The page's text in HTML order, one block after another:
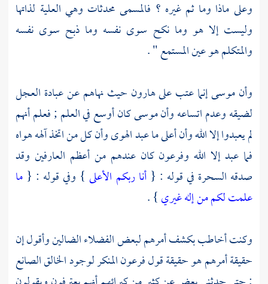
وعلى ماذا وما ثم غيره ؟ فالمسمى محدثات وهي العلية لذاتها
وليست إلا هو وما نكح سوى نفسه وما ذبح سوى نفسه
والمتكلم هو عين المستمع " .
وأنموسىإنما عتب علىهارون حيث نهاهم عن عبادة العجل
لضيقه وعدم اتساعه وأنموسىكان أوسع في العلم ; فعلم أنهم
لم يعبدوا إلا الله وأن أعلى ما عبد الهوى وأن كل من اتخذ آلهه هواه
فما عبد إلا الله وفرعونكان عندهم من أعظم العارفين وقد
صدقه السحرة في قوله : {أنا ربكم الأعلى } وفي قوله : { ما
علمت لكم من إله غيري} .
وكنت أخاطب بكشف أمرهم لبعض الفضلاء الضالين وأقول إن
حقيقة أمرهم هو حقيقة قولفرعونالمنكر لوجود الخالق الصانع